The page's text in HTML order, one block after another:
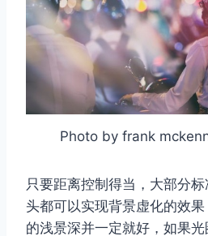
Photo by frank
只要距离控制得当，大部分
头都可以实现背景虚化的效
的浅景深并一定就好，如果